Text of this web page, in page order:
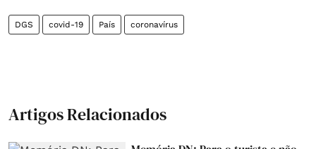
DGS covid-19 País coronavírus
Artigos Relacionados